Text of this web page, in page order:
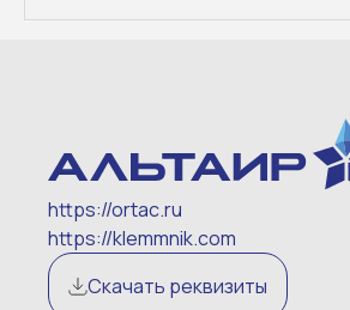
https://ortac.ru
https://klemmnik.com
Скачать реквизиты